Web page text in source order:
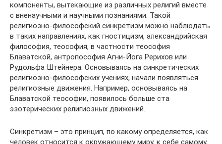
компоненты, вытекающие из различных религий вместе
с вненаучными и научными познаниями. Такой
религиозно-философский синкретизм можно наблюдать
в таких направлениях, как гностицизм, александрийская
философия, теософия, в частности теософия
Блаватской, антропософия Агни-Йога Рерихов или
Рудольфа Штейнера. Основываясь на синкретических
религиозно-философских учениях, начали появляться
религиозные движения. Например, основываясь на
Блаватской теософии, появилось больше ста
эзотерических религиозных движений.
Синкретизм – это принцип, по какому определяется, как
человек относится к окружающему миру, к себе самому,